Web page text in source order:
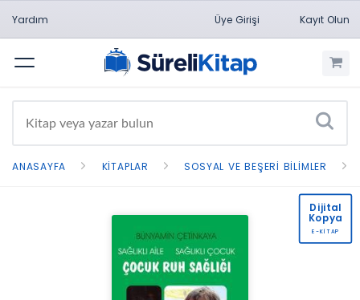
Yardım Üye Girişi Kayıt Olun
Menü
ANASAYFA KITAPLAR SOSYAL VE BEŞERI BILIMLER
Dijital
Kopya
E-KİTAP